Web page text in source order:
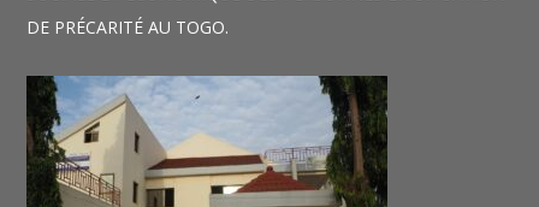
DE PRÉCARITÉ AU TOGO.